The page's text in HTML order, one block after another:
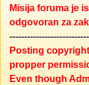
Misija foruma je
odgovoran za
Posting
propper
Even though